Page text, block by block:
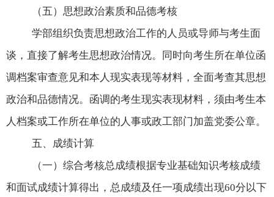
（五）思想政治素质和品德考核
学部组织负责思想政治工作的人员或导师与考生面
谈，直接了解考生思想政治情况。同时向考生所在单位函
调档案审查意见和本人现实表现等材料，全面考查其思想
政治和品德情况。函调的考生现实表现材料，须由考生本
人档案或工作所在单位的人事或政工部门加盖党委公章。
五、成绩计算
（一）综合考核总成绩根据专业基础知识考核成绩
和面试成绩计算得出，总成绩及任一项成绩出现60分以下